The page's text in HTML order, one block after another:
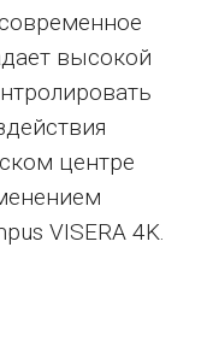
высокой
центре
VISERA 4K.